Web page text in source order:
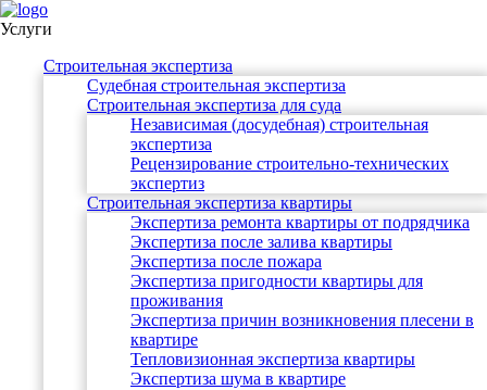
Услуги
Строительная экспертиза
Судебная строительная экспертиза
Строительная экспертиза для суда
Независимая (досудебная) строительная
экспертиза
Рецензирование строительно-технических
экспертиз
Строительная экспертиза квартиры
Экспертиза ремонта квартиры от подрядчика
Экспертиза после залива квартиры
Экспертиза после пожара
Экспертиза пригодности квартиры для
проживания
Экспертиза причин возникновения плесени в
квартире
Тепловизионная экспертиза квартиры
Экспертиза шума в квартире